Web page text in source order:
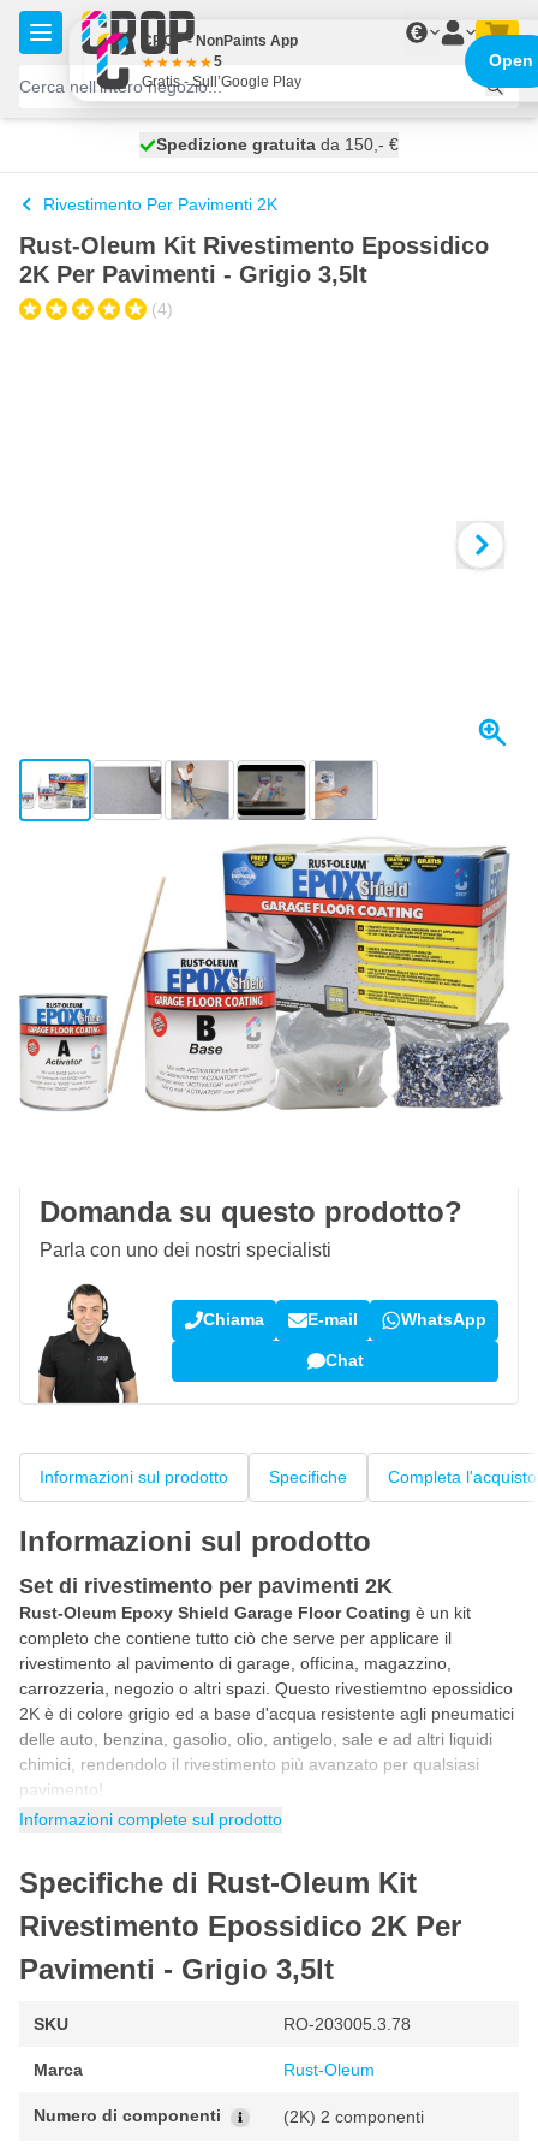
Salta al contenuto
€
spedito domani
Spedizione gratuita da 150,- €
100 giorni
Rivestimento Per Pavimenti 2K
Rust-Oleum Kit Rivestimento Epossidico
2K Per Pavimenti - Grigio 3,5lt
(4)
View larger imageView larger imageView larger imageView larger imageView larger image
+7
€ incl. IVA
Aggiungi al Carrello
Ordina entro le 23:59, spedito domani
Spedizione gratuitada 150,- €
Domanda su questo prodotto?
Parla con uno dei nostri specialisti
Chiama E-mail WhatsApp
Chat
Informazioni sul prodotto Specifiche Completa l'acquisto
Informazioni sul prodotto
Set di rivestimento per pavimenti 2K
Rust-Oleum Epoxy Shield Garage Floor Coating è un kit
completo che contiene tutto ciò che serve per applicare il
rivestimento al pavimento di garage, officina, magazzino,
carrozzeria, negozio o altri spazi. Questo rivestiemtno epossidico
2K è di colore grigio ed a base d'acqua resistente agli pneumatici
delle auto, benzina, gasolio, olio, antigelo, sale e ad altri liquidi
chimici, rendendolo il rivestimento più avanzato per qualsiasi
pavimento!
Set completo di colore grigio
semi-lucido? Con questo kit completo si ha tutto il necessario per
dare al pavimento un bellissimo rivestimento resistente all'usura,
estremamente durevole ideale per carichi medio-pesanti grazie
alla sua formula epossidica 2K, capace di resistere resistente
all'intenso traffico pedonale e veicolare, compresi i plastificanti
presenti negli pneumatici delle auto, carburante, oli, liquido dei
Come viene fornito il set di Rust-Oleum?
Questo set viene fornito completo in modo da poter iniziare subito
l'appilicazione, tutto ciò che serve è un rullo da 2K e un bastone
Informazioni complete sul prodotto
Specifiche di Rust-Oleum Kit
Rivestimento Epossidico 2K Per
Pavimenti - Grigio 3,5lt
SKU RO-203005.3.78
Marca Rust-Oleum
Numero di componenti (2K) 2 componenti
CROP - NonPaints App
5
Gratis - Sull’Google Play
Open